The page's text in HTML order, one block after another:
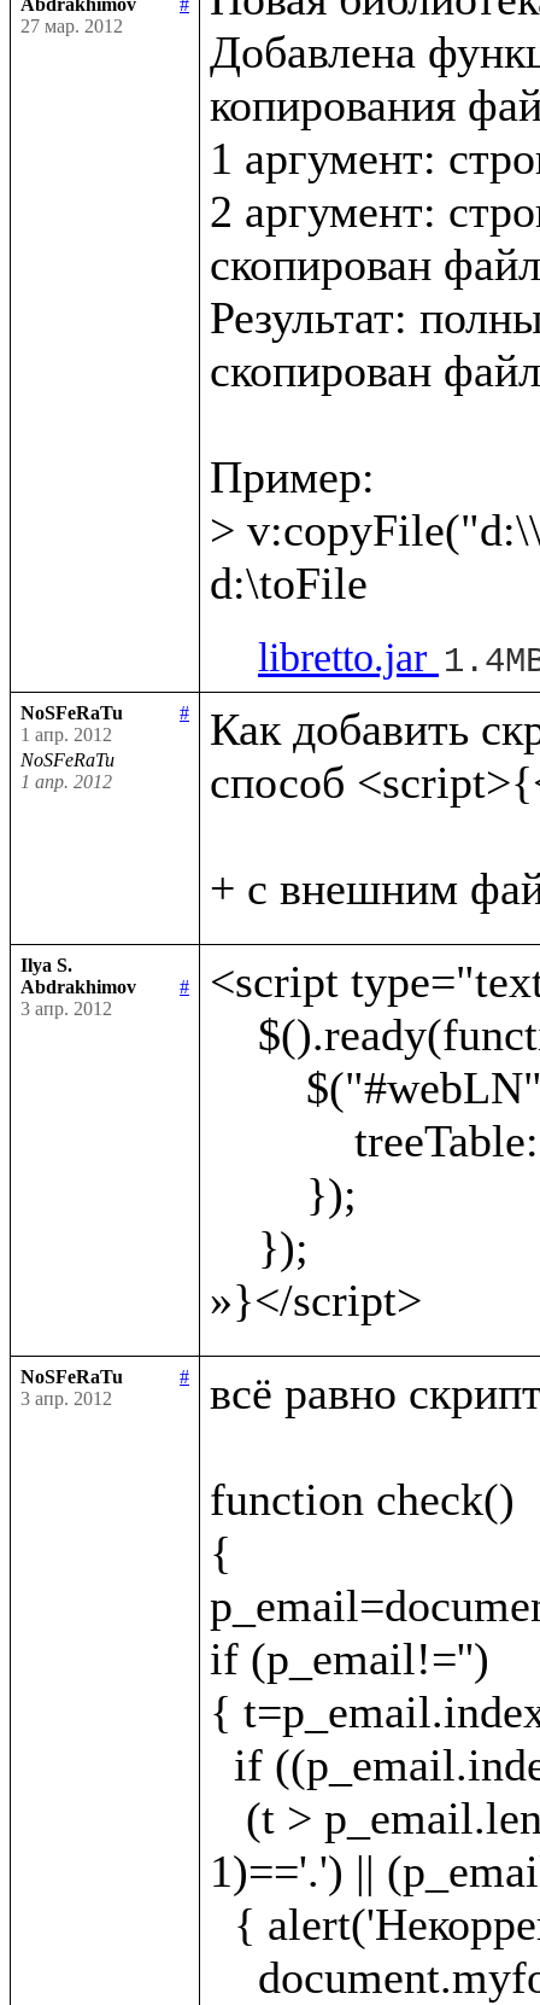
27 мар. 2012
Добавлена
копирования
1 аргумент:
2 аргумент:
скопирован
Результат:
скопирован
Пример:
>
libretto.jar
NoSFeRaTu
#
1 апр. 2012
NoSFeRaTu
1 апр. 2012
Как добавить
способ
Ilya S.
Abdrakhimov
#
3 апр. 2012
<script
NoSFeRaTu
#
3 апр. 2012
всё равно
function check()
{
if (p_email!='')
{
1)=='.') ||